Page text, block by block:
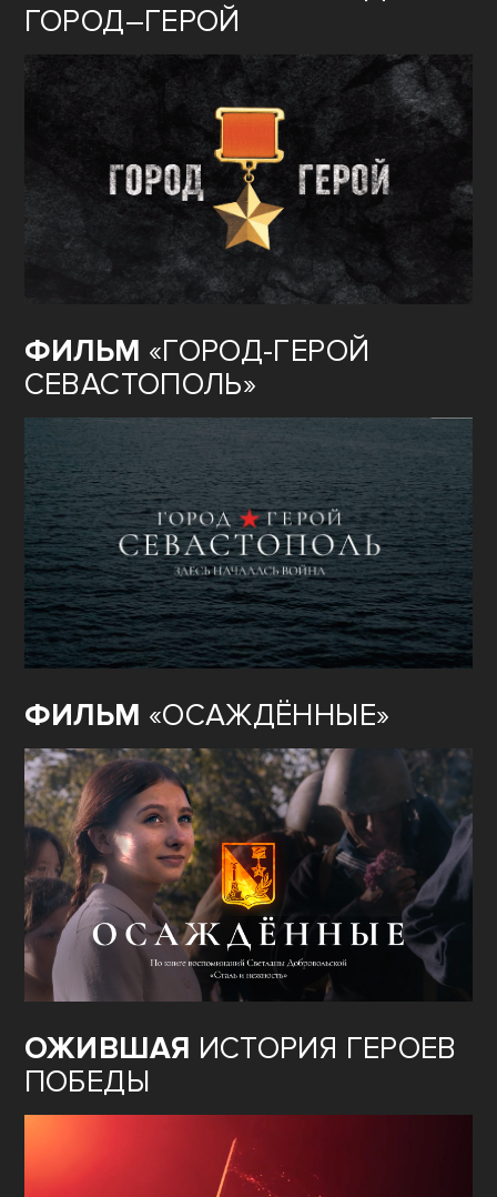
ГОРОД–ГЕРОЙ
ФИЛЬМ «ГОРОД-ГЕРОЙ
СЕВАСТОПОЛЬ»
ФИЛЬМ «ОСАЖДЁННЫЕ»
ОЖИВШАЯ ИСТОРИЯ ГЕРОЕВ
ПОБЕДЫ